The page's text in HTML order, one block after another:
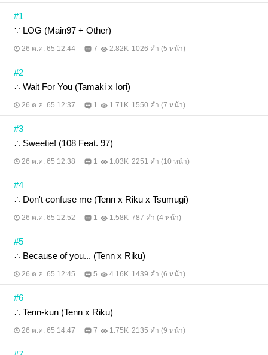
#1
∵ LOG (Main97 + Other)
26 ต.ค. 65 12:44 7 2.82K 1026 คำ (5 หน้า)
#2
∴ Wait For You (Tamaki x Iori)
26 ต.ค. 65 12:37 1 1.71K 1550 คำ (7 หน้า)
#3
∴ Sweetie! (108 Feat. 97)
26 ต.ค. 65 12:38 1 1.03K 2251 คำ (10 หน้า)
#4
∴ Don't confuse me (Tenn x Riku x Tsumugi)
26 ต.ค. 65 12:52 1 1.58K 787 คำ (4 หน้า)
#5
∴ Because of you... (Tenn x Riku)
26 ต.ค. 65 12:45 5 4.16K 1439 คำ (6 หน้า)
#6
∴ Tenn-kun (Tenn x Riku)
26 ต.ค. 65 14:47 7 1.75K 2135 คำ (9 หน้า)